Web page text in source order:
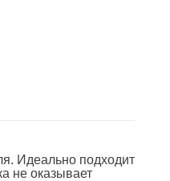
Идеально подходит
не оказывает